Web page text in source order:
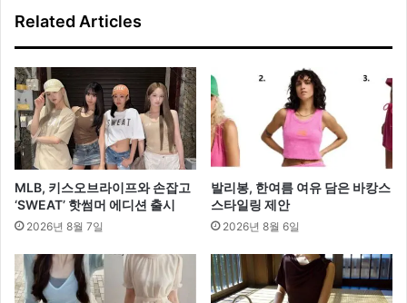
일
Related Articles
MLB, 키스오브라이프와 손잡고
‘SWEAT’ 핫썸머 에디션 출시
2026년 8월 7일
발리봉, 한여름 여유 담은 바캉스
스타일링 제안
2026년 8월 6일